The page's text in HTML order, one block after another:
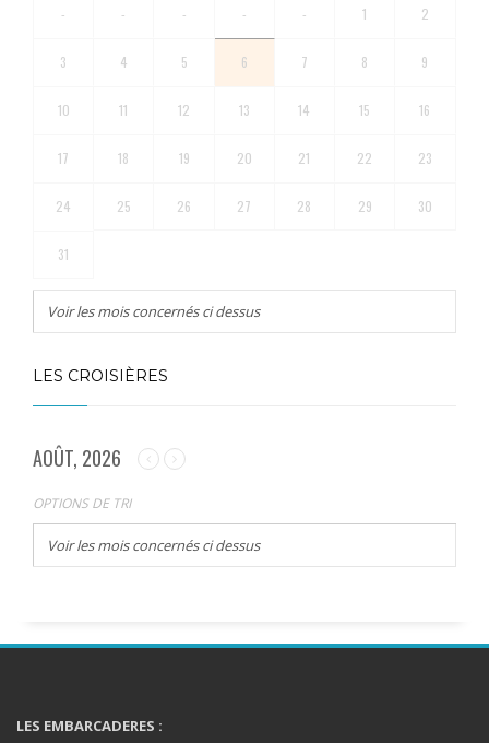
- - - - - 1 2
3 4 5 6 7 8 9
10 11 12 13 14 15 16
17 18 19 20 21 22 23
24 25 26 27 28 29 30
31
Voir les mois concernés ci dessus
LES CROISIÈRES
AOÛT, 2026
OPTIONS DE TRI
Voir les mois concernés ci dessus
LES EMBARCADERES :